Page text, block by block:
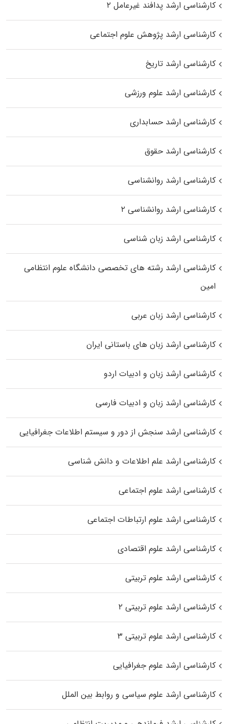
کارشناسی ارشد پدافند غیرعامل ۲
کارشناسی ارشد پژوهش علوم اجتماعی
کارشناسی ارشد تاریخ
کارشناسی ارشد علوم ورزشی
کارشناسی ارشد حسابداری
کارشناسی ارشد حقوق
کارشناسی ارشد روانشناسی
کارشناسی ارشد روانشناسی ۲
کارشناسی ارشد زبان شناسی
کارشناسی ارشد رﺷﺘﻪ ﻫﺎی تخصصی داﻧﺸﮕﺎه ﻋﻠﻮم انتظامی
اﻣﻴﻦ
کارشناسی ارشد زبان عربی
کارشناسی ارشد زبان‌ های باستانی ایران
کارشناسی ارشد زبان و ادبیات اردو
کارشناسی ارشد زبان و ادبیات فارسی
کارشناسی ارشد سنجش از دور و سیستم اطلاعات جغرافیایی
کارشناسی ارشد علم اطلاعات و دانش شناسی
کارشناسی ارشد علوم اجتماعی
کارشناسی ارشد علوم ارتباطات اجتماعی
کارشناسی ارشد علوم اقتصادی
کارشناسی ارشد علوم تربیتی
کارشناسی ارشد علوم تربیتی ۲
کارشناسی ارشد علوم تربیتی ۳
کارشناسی ارشد علوم جغرافیایی
کارشناسی ارشد علوم سیاسی و روابط بین الملل